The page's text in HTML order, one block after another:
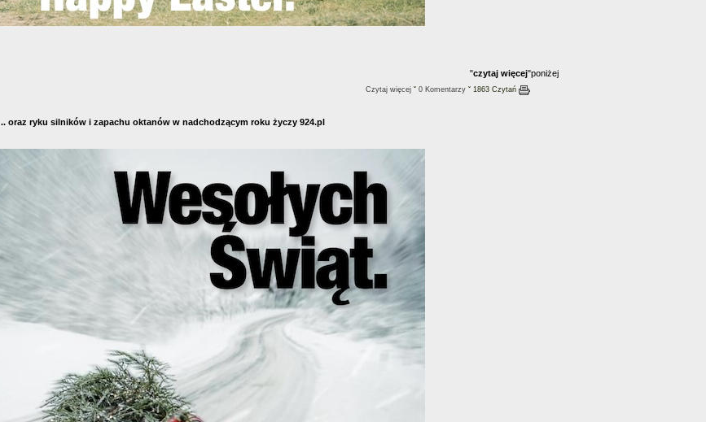
"czytaj więcej"poniżej
Czytaj więcej ˇ 0 Komentarzy ˇ 1863 Czytań
.. oraz ryku silników i zapachu oktanów w nadchodzącym roku życzy 924.pl